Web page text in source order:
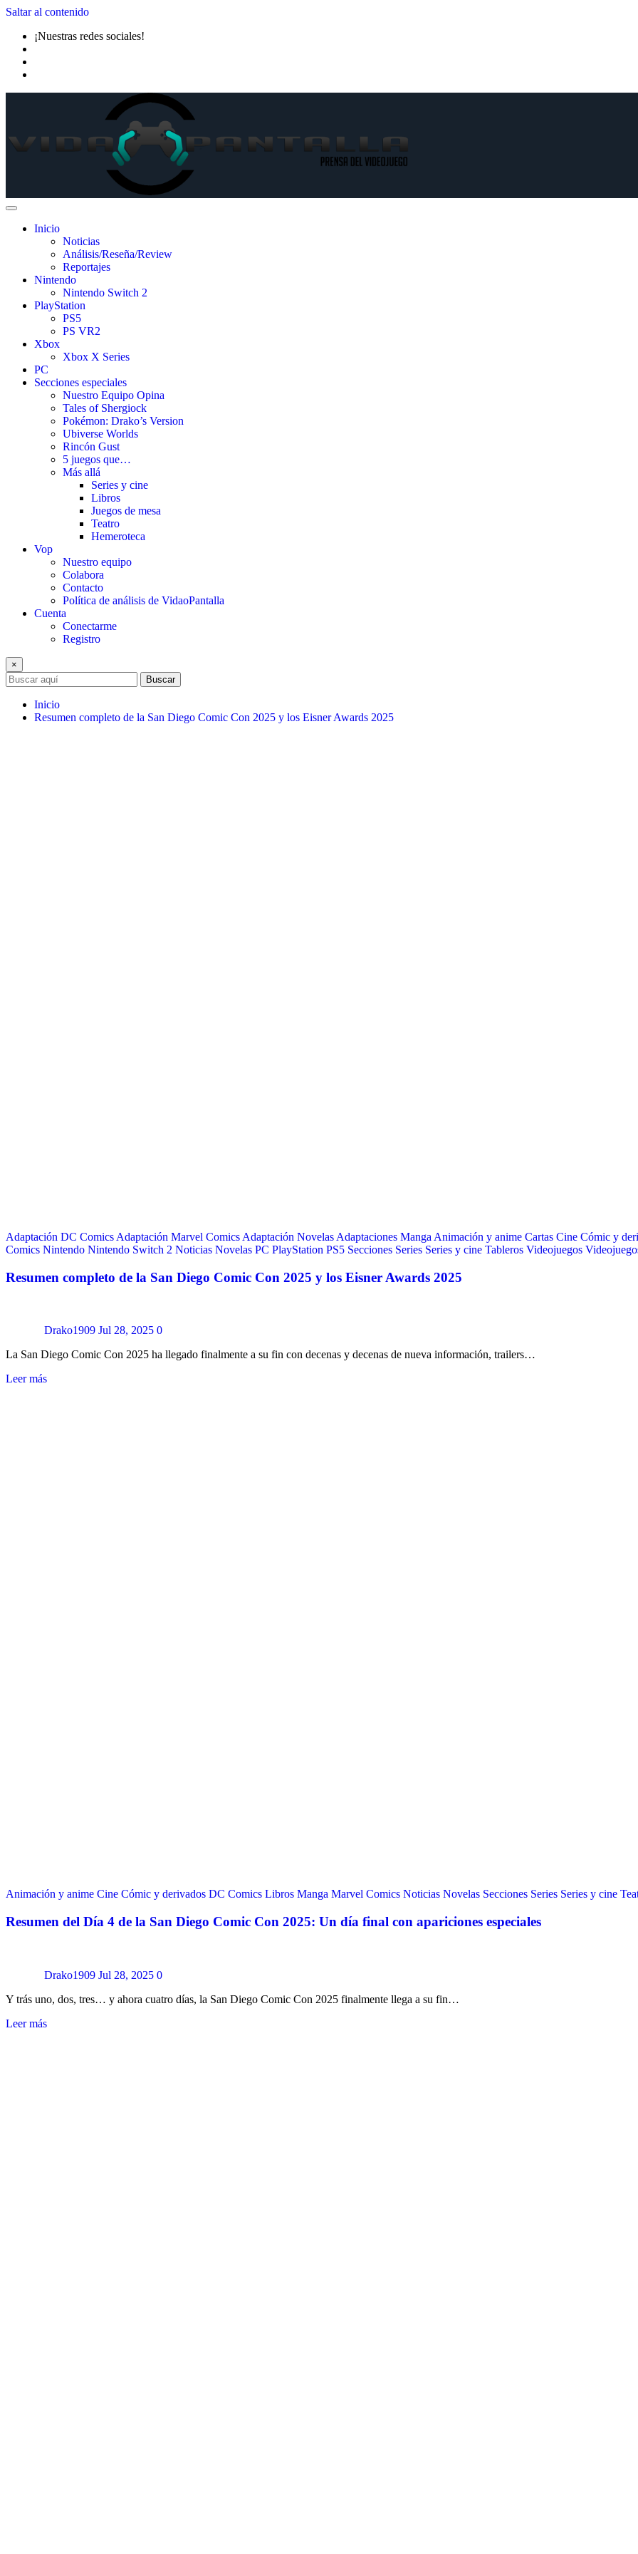
Saltar al contenido
¡Nuestras redes sociales!
Inicio
Noticias
Análisis/Reseña/Review
Reportajes
Nintendo
Nintendo Switch 2
PlayStation
PS5
PS VR2
Xbox
Xbox X Series
PC
Secciones especiales
Nuestro Equipo Opina
Tales of Shergiock
Pokémon: Drako’s Version
Ubiverse Worlds
Rincón Gust
5 juegos que…
Más allá
Series y cine
Libros
Juegos de mesa
Teatro
Hemeroteca
Vop
Nuestro equipo
Colabora
Contacto
Política de análisis de VidaoPantalla
Cuenta
Conectarme
Registro
×
Buscar
Inicio
Resumen completo de la San Diego Comic Con 2025 y los Eisner Awards 2025
Adaptación DC Comics Adaptación Marvel Comics Adaptación Novelas Adaptaciones Manga Animación y anime Cartas Cine Cómic y
Comics Nintendo Nintendo Switch 2 Noticias Novelas PC PlayStation PS5 Secciones Series Series y cine Tableros Videojuegos
Resumen completo de la San Diego Comic Con 2025 y los Eisner Awards 2025
Drako1909 Jul 28, 2025 0
La San Diego Comic Con 2025 ha llegado finalmente a su fin con decenas y decenas de nueva información, trailers…
Leer más
Animación y anime Cine Cómic y derivados DC Comics Libros Manga Marvel Comics Noticias Novelas Secciones Series Series y cine
Resumen del Día 4 de la San Diego Comic Con 2025: Un día final con apariciones especiales
Drako1909 Jul 28, 2025 0
Y trás uno, dos, tres… y ahora cuatro días, la San Diego Comic Con 2025 finalmente llega a su fin…
Leer más